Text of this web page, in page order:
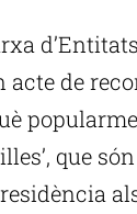
de
que